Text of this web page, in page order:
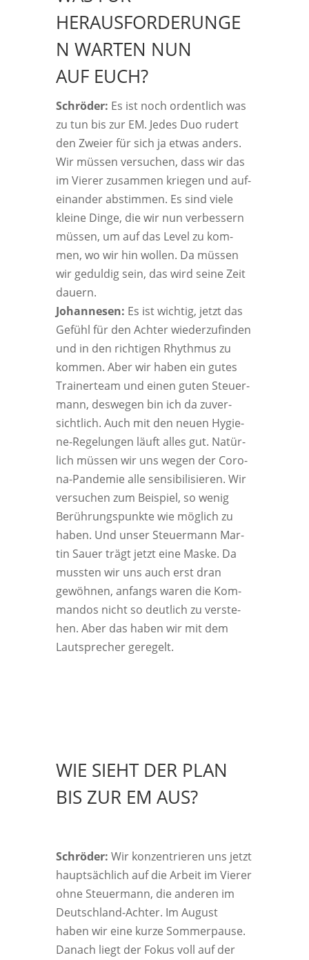
HERAUSFORDERUNGE
N WARTEN NUN
AUF EUCH?
Schrö­der: Es ist noch ordent­lich was
zu tun bis zur EM. Jedes Duo rudert
den Zwei­er für sich ja etwas anders.
Wir müs­sen ver­su­chen, dass wir das
im Vie­rer zusam­men krie­gen und auf­
ein­an­der abstim­men. Es sind vie­le
klei­ne Din­ge, die wir nun ver­bes­sern
müs­sen, um auf das Level zu kom­
men, wo wir hin wol­len. Da müs­sen
wir gedul­dig sein, das wird sei­ne Zeit
dau­ern.
Johan­nesen: Es ist wich­tig, jetzt das
Gefühl für den Ach­ter wie­der­zu­fin­den
und in den rich­ti­gen Rhyth­mus zu
kom­men. Aber wir haben ein gutes
Trai­ner­team und einen guten Steu­er­
mann, des­we­gen bin ich da zuver­
sicht­lich. Auch mit den neu­en Hygie­
ne-Rege­lun­gen läuft alles gut. Natür­
lich müs­sen wir uns wegen der Coro­
na-Pan­de­mie alle sen­si­bi­li­sie­ren. Wir
ver­su­chen zum Bei­spiel, so wenig
Berüh­rungs­punk­te wie mög­lich zu
haben. Und unser Steu­er­mann Mar­
tin Sau­er trägt jetzt eine Mas­ke. Da
muss­ten wir uns auch erst dran
gewöh­nen, anfangs waren die Kom­
man­dos nicht so deut­lich zu ver­ste­
hen. Aber das haben wir mit dem
Laut­spre­cher geregelt.
WIE SIEHT DER PLAN
BIS ZUR EM AUS?
Schrö­der: Wir kon­zen­trie­ren uns jetzt
haupt­säch­lich auf die Arbeit im Vie­rer
ohne Steu­er­mann, die ande­ren im
Deutsch­land-Ach­ter. Im August
haben wir eine kur­ze Som­mer­pau­se.
Danach liegt der Fokus voll auf der